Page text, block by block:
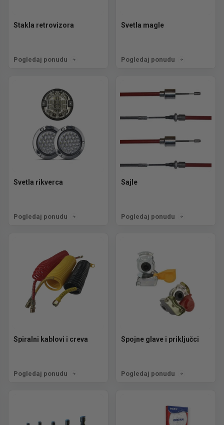
Stakla retrovizora
Pogledaj ponudu
Svetla magle
Pogledaj ponudu
Svetla rikverca
Pogledaj ponudu
Sajle
Pogledaj ponudu
Spiralni kablovi i creva
Pogledaj ponudu
Spojne glave i priključci
Pogledaj ponudu